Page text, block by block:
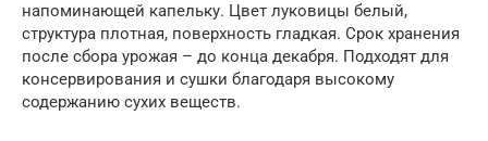
напоминающей капельку. Цвет луковицы белый,
структура плотная, поверхность гладкая. Срок хранения
после сбора урожая – до конца декабря. Подходят для
консервирования и сушки благодаря высокому
содержанию сухих веществ.